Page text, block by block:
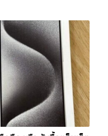
ณจะต้องการ รับซื้อโทรศัพท์, รับ
หรือบริการอื่นๆ เกี่ยวกับสินค้า
ร บริการของเรา เราให้บริการ
ปกรณ์ไอที ไม่ว่าจะเป็น: รับซื้อไอ
า แต่เป็นทรัพย์สินที่มีมูลค่า คุณอาจ
ราจึงมอบบริการประเมินสภาพ
โดยเน้น โปร่งใส มั่นใจได้ และ
รของเราครอบคลุมทั้ง iPhone
ะแท็บเล็ตทุกแบรนด์ เรารับถึงแม้
มีรอยบ้าง เพราะมูลค่าของเครื่อง
ความครบชุด และความสะดวกใน
ขต ลาดพร้าว, รัชดา, บางรัก,
บางนา, บางพลี, เกษตรนวมินทร์,
ค้นหาคำว่า “รับซื้อมือถือใกล้ฉัน”,
ได้ราคา”, “รับซื้อแท็บเล็ต
มือสอง ราคาสูง” — ที่นี่คือคำตอบ
มอินทรา รับซื้อแท็บเล็ตบางนา —
แท็บเล็ตใน พื้นที่ ลาดพร้าว
ามอินทรา พร้อมจ่ายเงินทันที รับ
Samsung iPad แท็บเล็ต
ะ บางแค วัชรพล รามอินทรา
า รับซื้อ iPad และแท็บเล็ตทุก
ว ประสบการณ์เหนือระดับกับ
อถือ ยินดีต้อนรับสู่ “รับซื้อขายมือ
บบริการ รับซื้อ มือถือ iPhone,
คาสูง พร้อมจ่ายเงินทันที
, แจ้งวัฒนะ, บางแค, วัชรพล,
ฉัน” ที่สุด ในยุคที่สมาร์ทโฟน